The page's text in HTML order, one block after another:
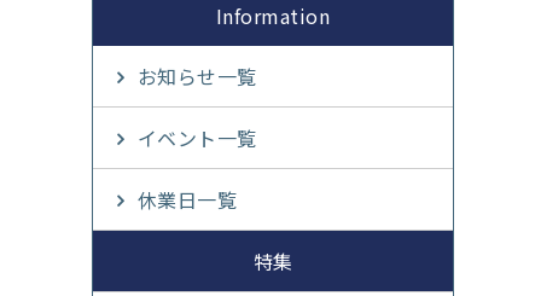
Information
お知らせ一覧
イベント一覧
休業日一覧
特集